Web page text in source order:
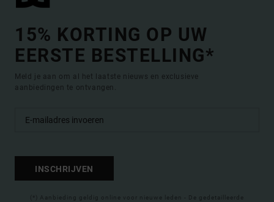
15% KORTING OP UW
EERSTE BESTELLING*
Meld je aan om al het laatste nieuws en exclusieve
aanbiedingen te ontvangen.
INSCHRIJVEN
(*) Aanbieding geldig online voor nieuwe leden - De gedetailleerde